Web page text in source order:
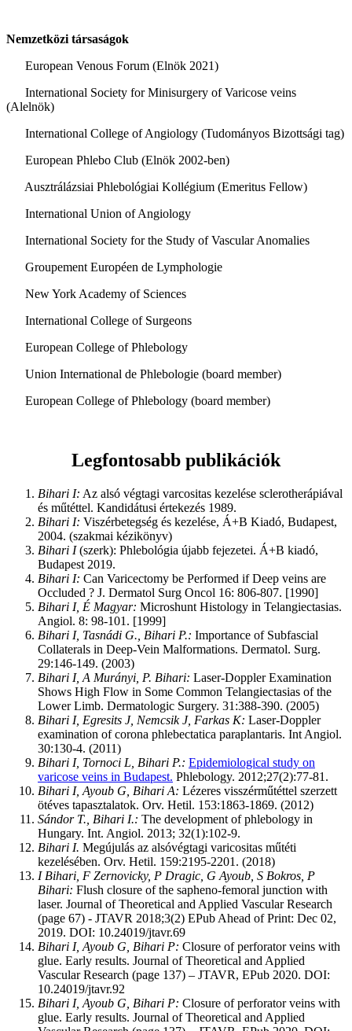
Nemzetközi társaságok
European Venous Forum (Elnök 2021)
International Society for Minisurgery of Varicose veins
(Alelnök)
International College of Angiology (Tudományos Bizottsági tag)
European Phlebo Club (Elnök 2002-ben)
Ausztrálázsiai Phlebológiai Kollégium (Emeritus Fellow)
International Union of Angiology
International Society for the Study of Vascular Anomalies
Groupement Européen de Lymphologie
New York Academy of Sciences
International College of Surgeons
European College of Phlebology
Union International de Phlebologie (board member)
European College of Phlebology (board member)
Legfontosabb publikációk
Bihari I: Az alsó végtagi varcositas kezelése sclerotherápiával
és műtéttel. Kandidátusi értekezés 1989.
Bihari I: Viszérbetegség és kezelése, Á+B Kiadó, Budapest,
2004. (szakmai kézikönyv)
Bihari I(szerk): Phlebológia újabb fejezetei. Á+B kiadó,
Budapest 2019.
Bihari I: Can Varicectomy be Performed if Deep veins are
Occluded ? J. Dermatol Surg Oncol 16: 806-807. [1990]
Bihari I, É Magyar: Microshunt Histology in Telangiectasias.
Angiol. 8: 98-101. [1999]
Bihari I, Tasnádi G., Bihari P.: Importance of Subfascial
Collaterals in Deep-Vein Malformations. Dermatol. Surg.
29:146-149. (2003)
Bihari I, A Murányi, P. Bihari: Laser-Doppler Examination
Shows High Flow in Some Common Telangiectasias of the
Lower Limb. Dermatologic Surgery. 31:388-390. (2005)
Bihari I, Egresits J, Nemcsik J, Farkas K: Laser-Doppler
examination of corona phlebectatica paraplantaris. Int Angiol.
30:130-4. (2011)
Bihari I, Tornoci L, Bihari P.: Epidemiological study on
varicose veins in Budapest. Phlebology. 2012;27(2):77-81.
Bihari I, Ayoub G, Bihari A: Lézeres visszérműtéttel szerzett
ötéves tapasztalatok. Orv. Hetil. 153:1863-1869. (2012)
Sándor T., Bihari I.: The development of phlebology in
Hungary. Int. Angiol. 2013; 32(1):102-9.
Bihari I. Megújulás az alsóvégtagi varicositas műtéti
kezelésében. Orv. Hetil. 159:2195-2201. (2018)
I Bihari, F Zernovicky, P Dragic, G Ayoub, S Bokros, P
Bihari: Flush closure of the sapheno-femoral junction with
laser. Journal of Theoretical and Applied Vascular Research
(page 67) - JTAVR 2018;3(2) EPub Ahead of Print: Dec 02,
2019. DOI: 10.24019/jtavr.69
Bihari I, Ayoub G, Bihari P: Closure of perforator veins with
glue. Early results. Journal of Theoretical and Applied
Vascular Research (page 137) – JTAVR, EPub 2020. DOI:
10.24019/jtavr.92
Bihari I, Ayoub G, Bihari P: Closure of perforator veins with
glue. Early results. Journal of Theoretical and Applied